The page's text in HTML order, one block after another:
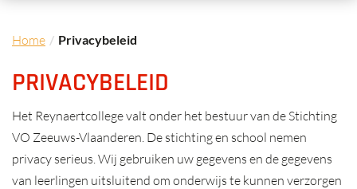
Home Privacybeleid
PRIVACYBELEID
Het Reynaertcollege valt onder het bestuur van de Stichting
VO Zeeuws-Vlaanderen. De stichting en school nemen
privacy serieus. Wij gebruiken uw gegevens en de gegevens
van leerlingen uitsluitend om onderwijs te kunnen verzorgen